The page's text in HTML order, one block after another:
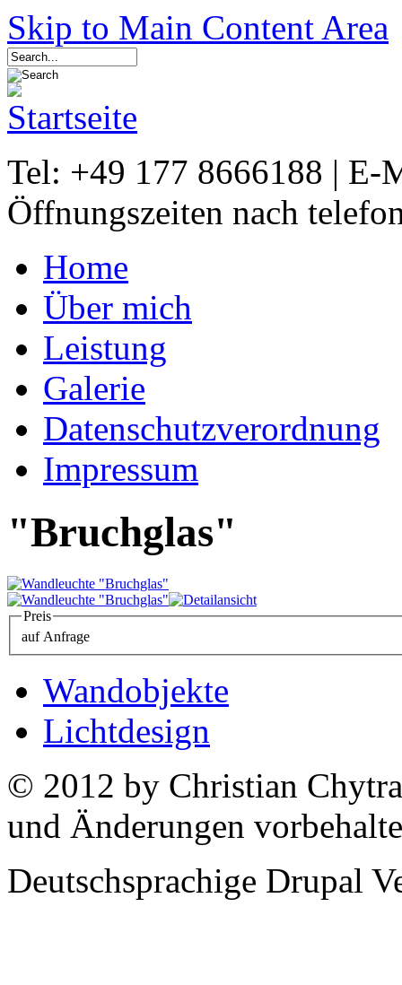
Skip to Main Content Area
Tel: +49 177 8666188 |
Öffnungszeiten nach
Home
Über mich
Leistung
Galerie
Datenschutzverordnung
Impressum
"Bruchglas"
Preis
auf Anfrage
Wandobjekte
Lichtdesign
© 2012 by Christian
und Änderungen
Deutschsprachige Drupal